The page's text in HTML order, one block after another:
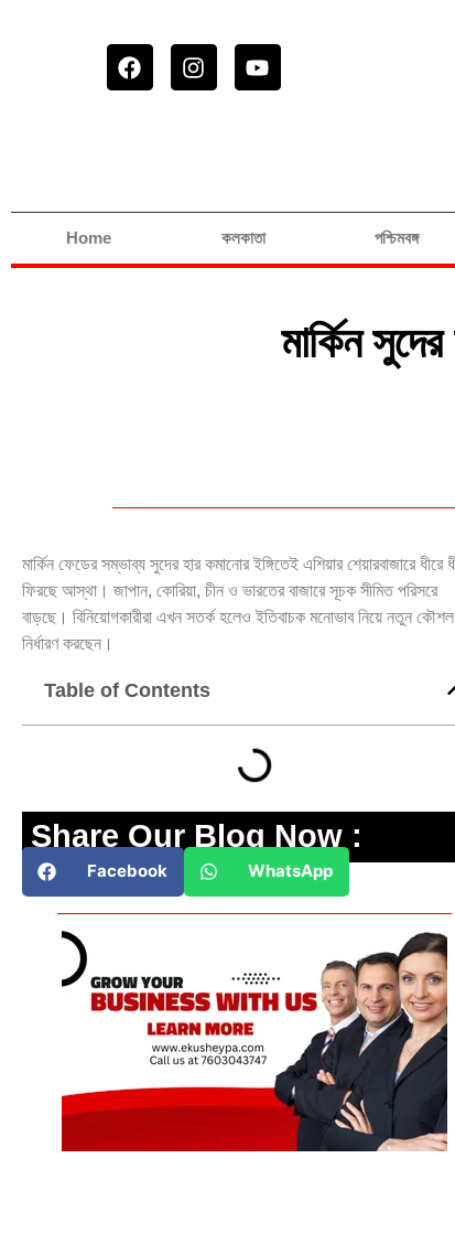
Home কলকাতা পশ্চিমবঙ্গ
মার্কিন
মার্কিন ফেডের সম্ভাব্য সুদের হার কমানোর ইঙ্গিতেই এশিয়ার শেয়ারবাজারে ধীরে
ফিরছে আস্থা। জাপান, কোরিয়া, চীন ও ভারতের বাজারে সূচক সীমিত পরিসরে
বাড়ছে। বিনিয়োগকারীরা এখন সতর্ক হলেও ইতিবাচক মনোভাব নিয়ে নতুন কৌশল
নির্ধারণ করছেন।
Table of Contents
Share Our Blog Now :
Facebook WhatsApp